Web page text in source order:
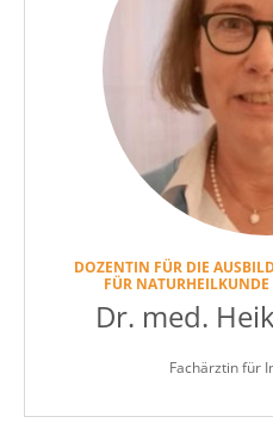
DOZENTIN FÜR DIE
FÜR
Dr. med.
Fachärztin für